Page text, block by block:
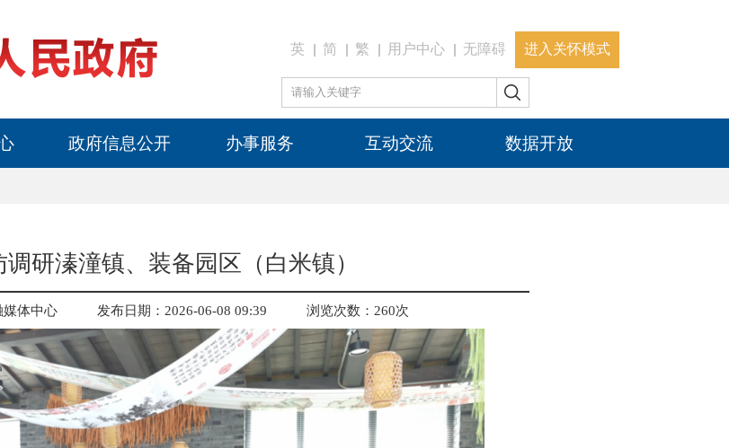
英 简 繁 用户中心 无障碍 进入关怀模式
政府信息公开 办事服务 互动交流 数据开放
调研溱潼镇、装备园区（白米镇）
体中心 发布日期：2026-06-08 09:39 浏览次数： 260次